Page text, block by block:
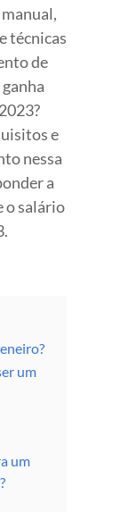
técnicas
de
e
nessa
a
o salário
um
um